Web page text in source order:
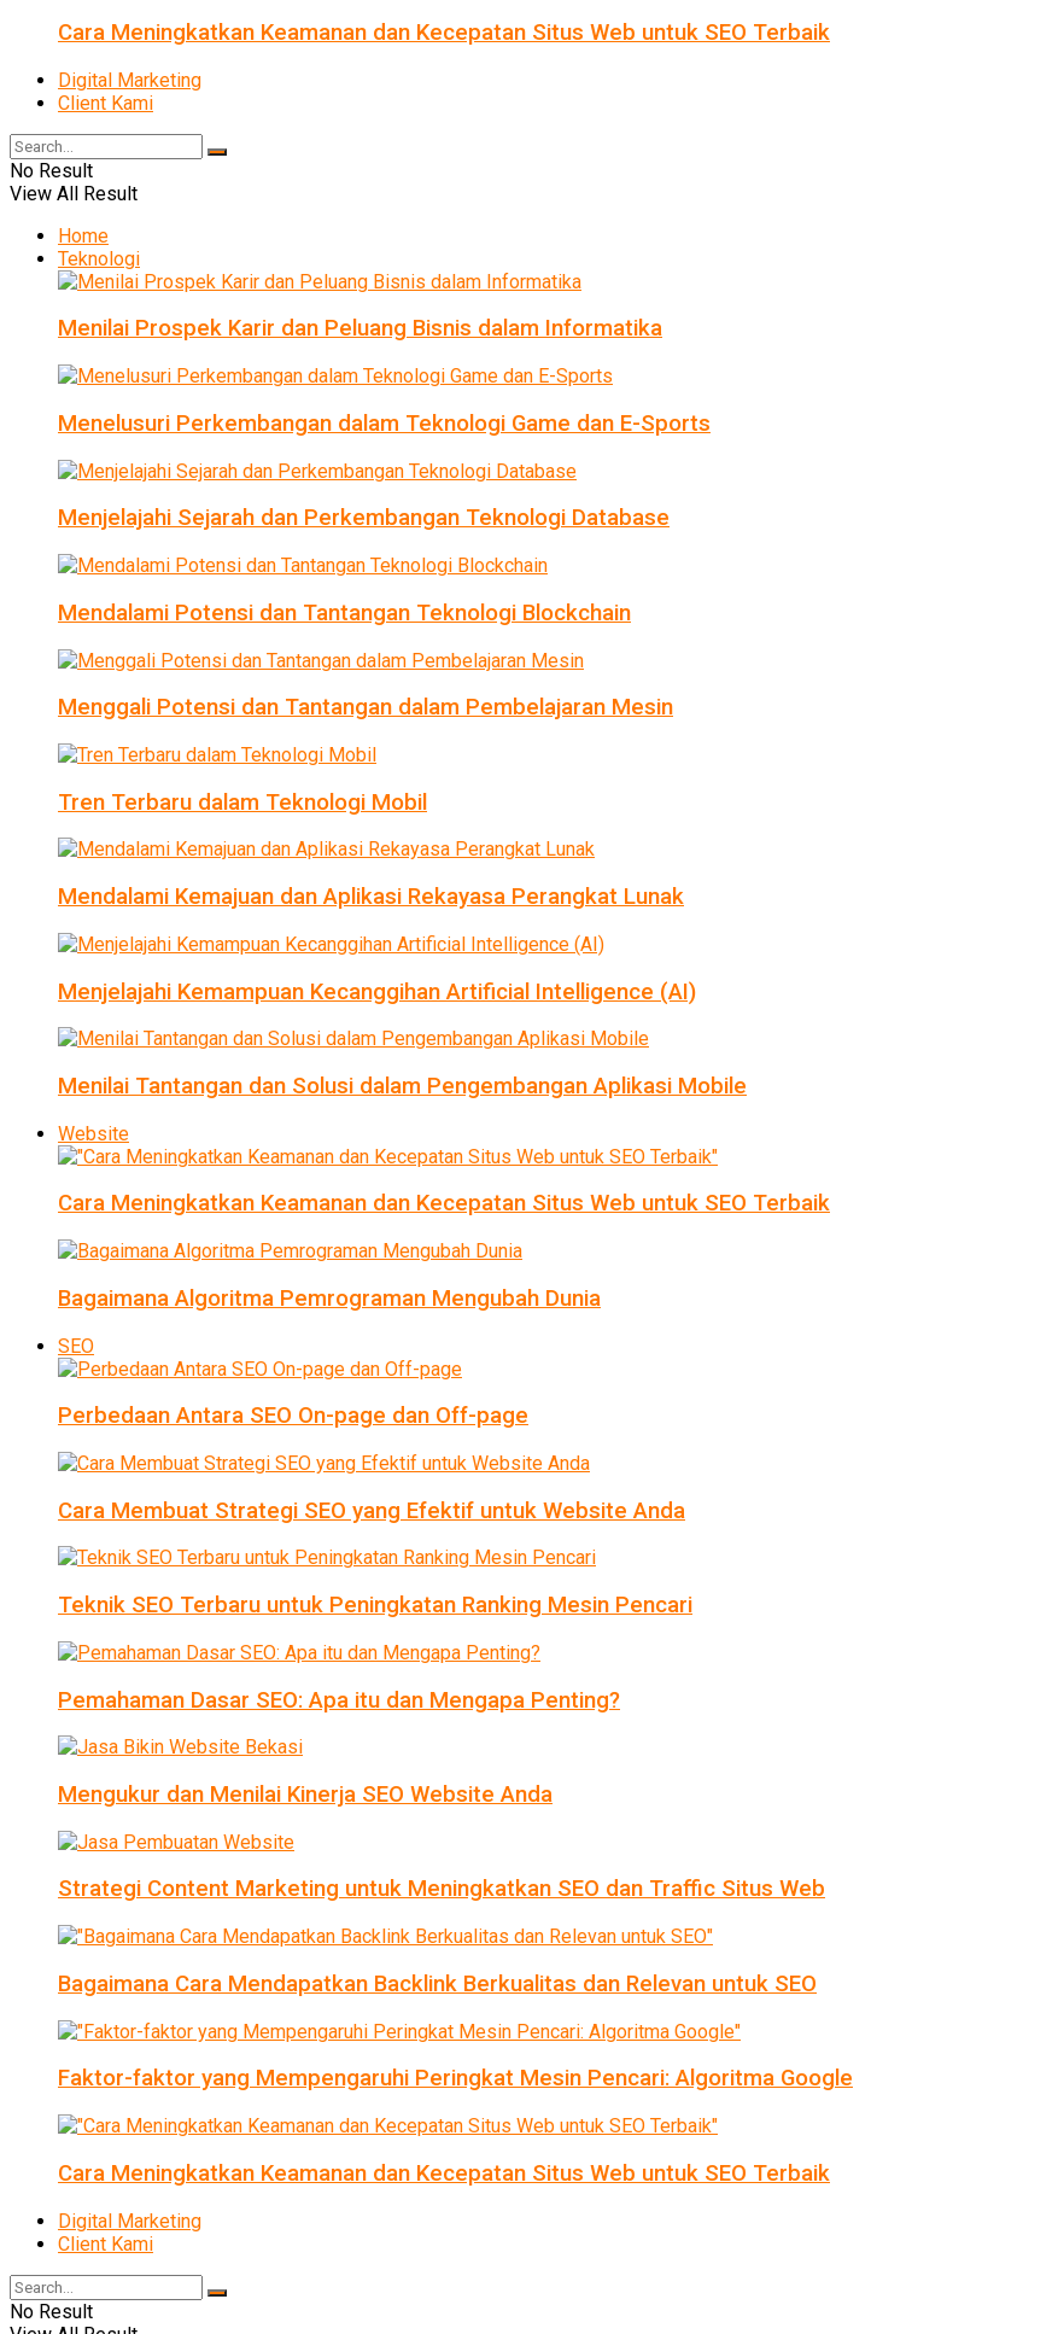
Cara Meningkatkan Keamanan dan Kecepatan Situs Web untuk SEO Terbaik
Digital Marketing
Client Kami
No Result
View All Result
Home
Teknologi
Menilai Prospek Karir dan Peluang Bisnis dalam Informatika
Menelusuri Perkembangan dalam Teknologi Game dan E-Sports
Menjelajahi Sejarah dan Perkembangan Teknologi Database
Mendalami Potensi dan Tantangan Teknologi Blockchain
Menggali Potensi dan Tantangan dalam Pembelajaran Mesin
Tren Terbaru dalam Teknologi Mobil
Mendalami Kemajuan dan Aplikasi Rekayasa Perangkat Lunak
Menjelajahi Kemampuan Kecanggihan Artificial Intelligence (AI)
Menilai Tantangan dan Solusi dalam Pengembangan Aplikasi Mobile
Website
Cara Meningkatkan Keamanan dan Kecepatan Situs Web untuk SEO Terbaik
Bagaimana Algoritma Pemrograman Mengubah Dunia
SEO
Perbedaan Antara SEO On-page dan Off-page
Cara Membuat Strategi SEO yang Efektif untuk Website Anda
Teknik SEO Terbaru untuk Peningkatan Ranking Mesin Pencari
Pemahaman Dasar SEO: Apa itu dan Mengapa Penting?
Mengukur dan Menilai Kinerja SEO Website Anda
Strategi Content Marketing untuk Meningkatkan SEO dan Traffic Situs Web
Bagaimana Cara Mendapatkan Backlink Berkualitas dan Relevan untuk SEO
Faktor-faktor yang Mempengaruhi Peringkat Mesin Pencari: Algoritma Google
Cara Meningkatkan Keamanan dan Kecepatan Situs Web untuk SEO Terbaik
Digital Marketing
Client Kami
No Result